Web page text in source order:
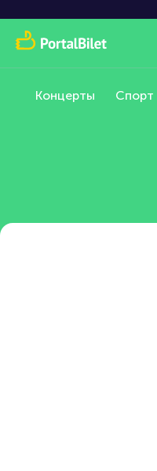
Концерты Спорт